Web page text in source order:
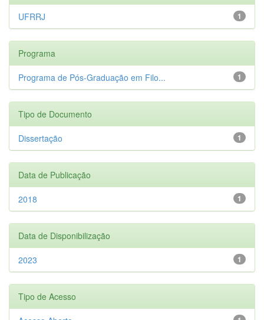
1
UFRRJ
Programa
1
Programa de Pós-Graduação em Filo...
Tipo de Documento
1
Dissertação
Data de Publicação
1
2018
Data de Disponibilização
1
2023
Tipo de Acesso